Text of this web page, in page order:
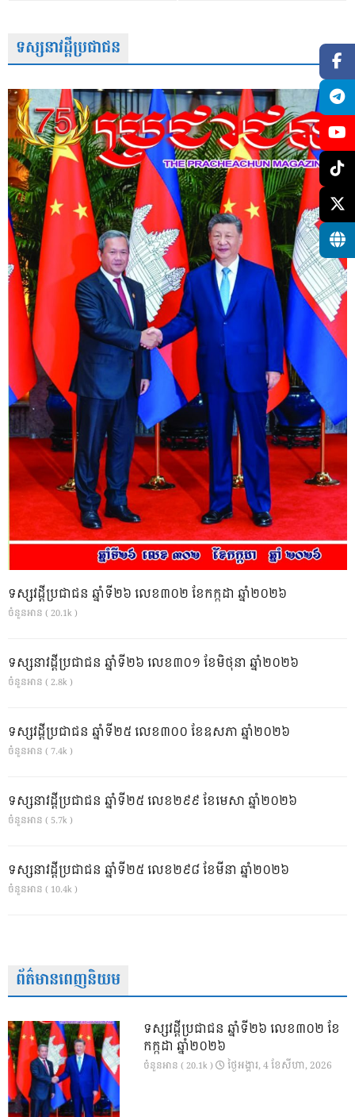
ទស្សនាវដ្តីប្រជាជន
ទស្សវដ្តីប្រជាជន ឆ្នាំទី២៦ លេខ៣០២ ខែកក្កដា ឆ្នាំ២០២៦
ចំនួនអាន ( 20.1k )
ទស្សនាវដ្ដីប្រជាជន ឆ្នាំទី២៦ លេខ៣០១ ខែមិថុនា ឆ្នាំ២០២៦
ចំនួនអាន ( 2.8k )
ទស្សវដ្តីប្រជាជន ឆ្នាំទី២៥ លេខ៣០០ ខែឧសភា ឆ្នាំ២០២៦
ចំនួនអាន ( 7.4k )
ទស្សនាវដ្ដីប្រជាជន ឆ្នាំទី២៥ លេខ២៩៩ ខែមេសា ឆ្នាំ២០២៦
ចំនួនអាន ( 5.7k )
ទស្សនាវដ្ដីប្រជាជន ឆ្នាំទី២៥ លេខ២៩៨ ខែមីនា ឆ្នាំ២០២៦
ចំនួនអាន ( 10.4k )
ព័ត៌មានពេញនិយម
ទស្សវដ្តីប្រជាជន ឆ្នាំទី២៦ លេខ៣០២ ខែ
កក្កដា ឆ្នាំ២០២៦
ចំនួនអាន ( 20.1k ) ថ្ងៃ​អង្គារ, 4 ខែ​សីហា, 2026